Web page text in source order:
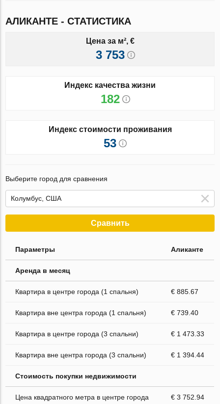
АЛИКАНТЕ - СТАТИСТИКА
Цена за м², €
3 753
Индекс качества жизни
182
Индекс стоимости проживания
53
Выберите город для сравнения
Сравнить
Параметры Аликанте
Аренда в месяц
Квартира в центре города (1 спальня) € 885.67
Квартира вне центра города (1 спальня) € 739.40
Квартира в центре города (3 спальни) € 1 473.33
Квартира вне центра города (3 спальни) € 1 394.44
Стоимость покупки недвижимости
Цена квадратного метра в центре города € 3 752.94